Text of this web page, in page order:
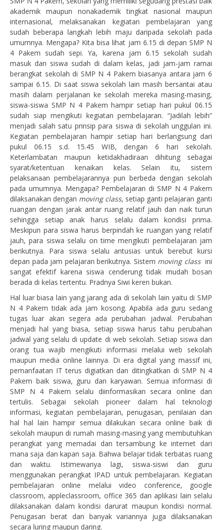
akademik maupun nonakademik tingkat nasional maupun
internasional, melaksanakan kegiatan pembelajaran yang
sudah beberapa langkah lebih maju daripada sekolah pada
umumnya. Mengapa? Kita bisa lihat jam 6.15 di depan SMP N
4 Pakem sudah sepi. Ya, karena jam 6.15 sekolah sudah
masuk dan siswa sudah di dalam kelas, jadi jam-jam ramai
berangkat sekolah di SMP N 4 Pakem biasanya antara jam 6
sampai 6.15. Di saat siswa sekolah lain masih bersantai atau
masih dalam perjalanan ke sekolah mereka masing-masing,
siswa-siswa SMP N 4 Pakem hampir setiap hari pukul 06.15
sudah siap mengikuti kegiatan pembelajaran. “Jadilah lebih”
menjadi salah satu prinsip para siswa di sekolah unggulan ini.
Kegiatan pembelajaran hampir setiap hari berlangsung dari
pukul 06.15 s.d. 15.45 WIB, dengan 6 hari sekolah.
Keterlambatan maupun ketidakhadiraan dihitung sebagai
syarat/ketentuan kenaikan kelas. Selain itu, sistem
pelaksanaan pembelajarannya pun berbeda dengan sekolah
pada umumnya. Mengapa? Pembelajaran di SMP N 4 Pakem
dilaksanakan dengan moving class, setiap ganti pelajaran ganti
ruangan dengan jarak antar ruang relatif jauh dan naik turun
sehingga setiap anak harus selalu dalam kondisi prima.
Meskipun para siswa harus berpindah ke ruangan yang relatif
jauh, para siswa selalu on time mengikuti pembelajaran jam
berikutnya. Para siswa selalu antusias untuk berebut kursi
depan pada jam pelajaran berikutnya. Sistem moving class ini
sangat efektif karena siswa cenderung tidak mudah bosan
berada di kelas tertentu. Pradnya Siwi keren bukan.
Hal luar biasa lain yang jarang ada di sekolah lain yaitu di SMP
N 4 Pakem tidak ada jam kosong. Apabila ada guru sedang
tugas luar akan segera ada perubahan jadwal. Perubahan
menjadi hal yang biasa, setiap siswa harus tahu perubahan
jadwal yang selalu di update di web sekolah. Setiap siswa dan
orang tua wajib mengikuti informasi melalui web sekolah
maupun media online lainnya. Di era digital yang massif ini,
pemanfaatan IT terus digiatkan dan ditingkatkan di SMP N 4
Pakem baik siswa, guru dan karyawan. Semua informasi di
SMP N 4 Pakem selalu diinformasikan secara online dan
tertulis. Sebagai sekolah pioneer dalam hal teknologi
informasi, kegiatan pembelajaran, penugasan, penilaian dan
hal hal lain hampir semua dilakukan secara online baik di
sekolah maupun di rumah masing-masing yang membutuhkan
perangkat yang memadai dan tersambung ke internet dari
mana saja dan kapan saja. Bahwa belajar tidak terbatas ruang
dan waktu. Istimewanya lagi, siswa-siswi dan guru
menggunakan perangkat IPAD untuk pembelajaran. Kegiatan
pembelajaran online melalui video conference, google
classroom, appleclassroom, office 365 dan aplikasi lain selalu
dilaksanakan dalam kondisi darurat maupun kondisi normal.
Penugasan berat dan banyak variannya juga dilaksanakan
secara luring maupun daring.